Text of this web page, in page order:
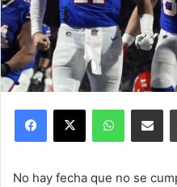
Facebook
X WhatsApp
No hay fecha que no se